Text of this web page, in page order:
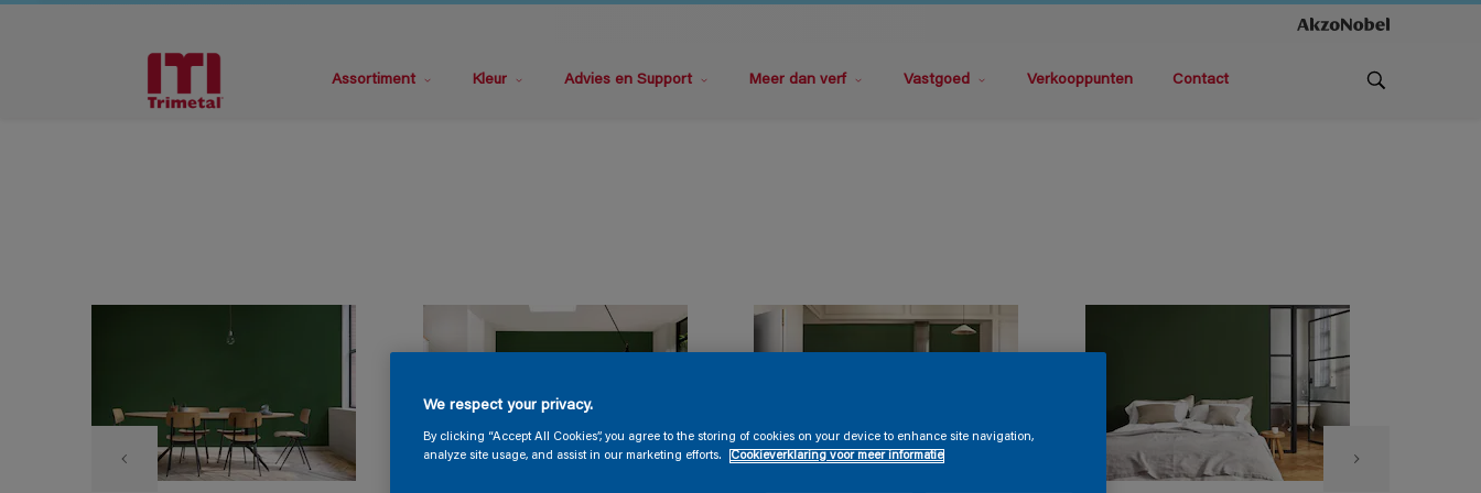
Assortiment Kleur Advies en Support Meer dan verf Vastgoed Verkooppunten Contact
We respect your privacy.
By clicking “Accept All Cookies”, you agree to the storing of cookies on your device to enhance site navigation,
analyze site usage, and assist in our marketing efforts.
Cookieverklaring voor meer informatie